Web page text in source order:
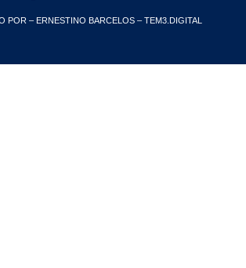
POR – ERNESTINO BARCELOS – TEM3.DIGITAL